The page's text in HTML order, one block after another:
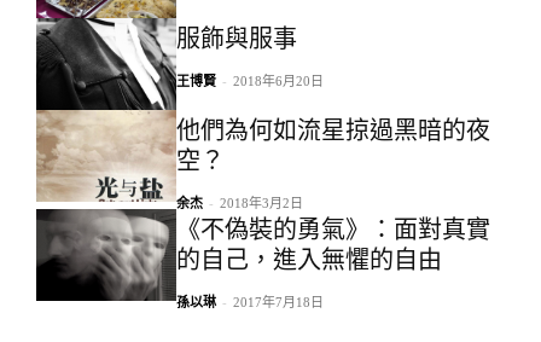
服飾與服事
王博賢 - 2018年6月20日
他們為何如流星掠過黑暗的夜
空？
余杰 - 2018年3月2日
《不偽裝的勇氣》：面對真實
的自己，進入無懼的自由
孫以琳 - 2017年7月18日